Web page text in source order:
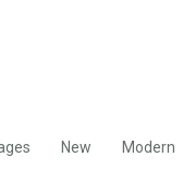
New Modern